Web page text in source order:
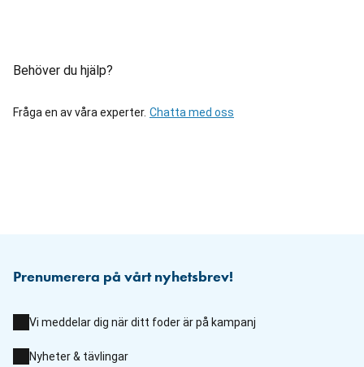
Behöver du hjälp?
Fråga en av våra experter. Chatta med oss
Prenumerera på vårt nyhetsbrev!
Vi meddelar dig när ditt foder är på kampanj
Nyheter & tävlingar